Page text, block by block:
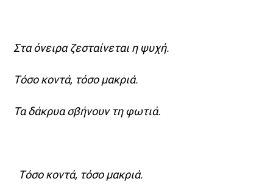
Στα όνειρα ζεσταίνεται η ψυχή.
Τόσο κοντά, τόσο μακριά.
Τα δάκρυα σβήνουν τη φωτιά.
Τόσο κοντά, τόσο μακριά.